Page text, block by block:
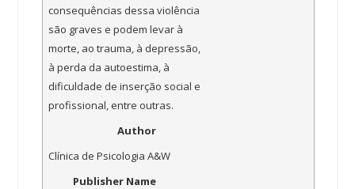
consequências dessa violência
são graves e podem levar à
morte, ao trauma, à depressão,
à perda da autoestima, à
dificuldade de inserção social e
profissional, entre outras.
Author
Clínica de Psicologia A&W
Publisher Name